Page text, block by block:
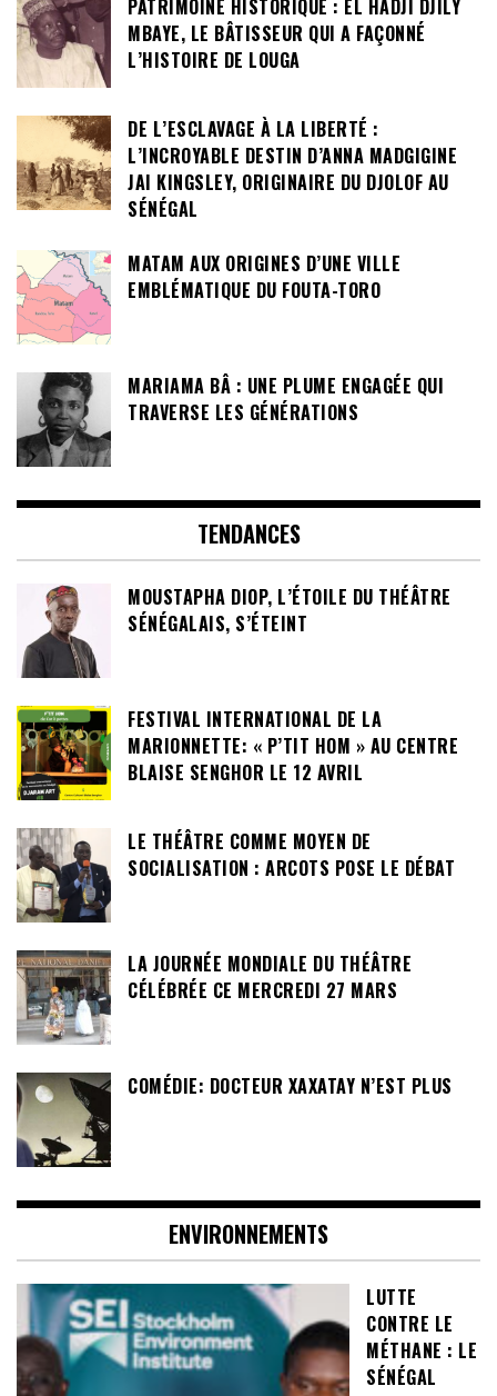
PATRIMOINE HISTORIQUE : EL HADJI DJILY
MBAYE, LE BÂTISSEUR QUI A FAÇONNÉ
L’HISTOIRE DE LOUGA
DE L’ESCLAVAGE À LA LIBERTÉ :
L’INCROYABLE DESTIN D’ANNA MADGIGINE
JAI KINGSLEY, ORIGINAIRE DU DJOLOF AU
SÉNÉGAL
MATAM AUX ORIGINES D’UNE VILLE
EMBLÉMATIQUE DU FOUTA-TORO
MARIAMA BÂ : UNE PLUME ENGAGÉE QUI
TRAVERSE LES GÉNÉRATIONS
TENDANCES
MOUSTAPHA DIOP, L’ÉTOILE DU THÉÂTRE
SÉNÉGALAIS, S’ÉTEINT
FESTIVAL INTERNATIONAL DE LA
MARIONNETTE: « P’TIT HOM » AU CENTRE
BLAISE SENGHOR LE 12 AVRIL
LE THÉÂTRE COMME MOYEN DE
SOCIALISATION : ARCOTS POSE LE DÉBAT
LA JOURNÉE MONDIALE DU THÉÂTRE
CÉLÉBRÉE CE MERCREDI 27 MARS
COMÉDIE: DOCTEUR XAXATAY N’EST PLUS
ENVIRONNEMENTS
LUTTE
CONTRE LE
MÉTHANE : LE
SÉNÉGAL